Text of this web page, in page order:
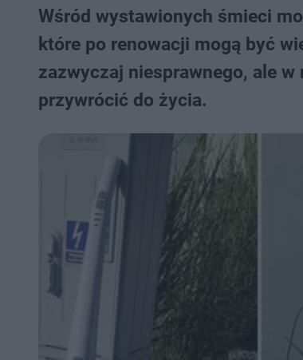
Wśród wystawionych śmieci
które po renowacji mogą być
zazwyczaj niesprawnego, ale
przywrócić do życia.